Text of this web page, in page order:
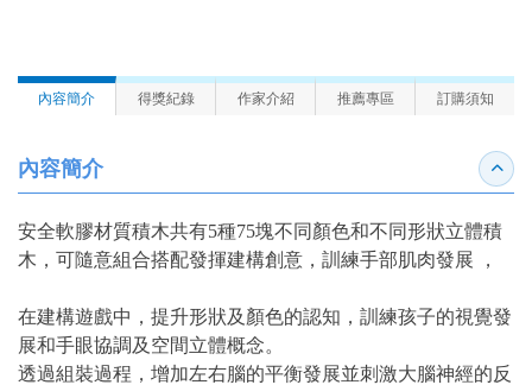
內容簡介 得獎紀錄 作家介紹 推薦專區 訂購須知
內容簡介 收合
安全軟膠材質積木共有5種75塊不同顏色和不同形狀立體積
木，可隨意組合搭配發揮建構創意，訓練手部肌肉發展 ，
在建構遊戲中，提升形狀及顏色的認知，訓練孩子的視覺發
展和手眼協調及空間立體概念。
透過組裝過程，增加左右腦的平衡發展並刺激大腦神經的反